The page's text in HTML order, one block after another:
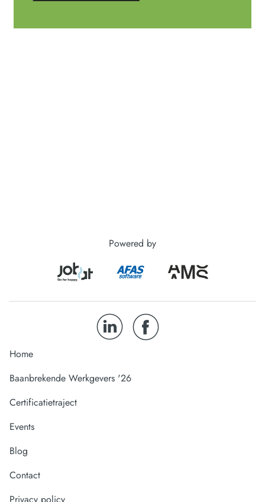
Powered by
Home
Baanbrekende Werkgevers '26
Certificatietraject
Events
Blog
Contact